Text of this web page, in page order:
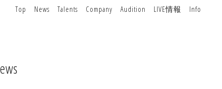
Top News Talents Company Audition LIVE情報 Info